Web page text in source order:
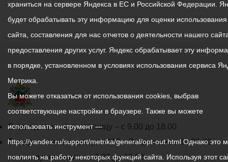
График
работы
администрации
С понедельника по пятницу – с 9.00 до 18.00
Телефон контакт-центра АМС г. Владикавказ30-30-30
звонки принимаются с 9:00 до 18:00
храниться на сервере Яндекса в ЕС и Российской Федерации.
будет обрабатывать эту информацию для оценки
сайта, составления для нас отчетов о деятельности нашего
предоставления других услуг. Яндекс обрабатывает эту
в порядке, установленном в условиях использования сервиса
Метрика.
Вы можете отказаться от использования cookies, выбрав
соответствующие настройки в браузере. Также вы можете
использовать инструмент —
https://yandex.ru/support/metrika/general/opt-out.html Однако это
повлиять на работу некоторых функций сайта. Используя этот